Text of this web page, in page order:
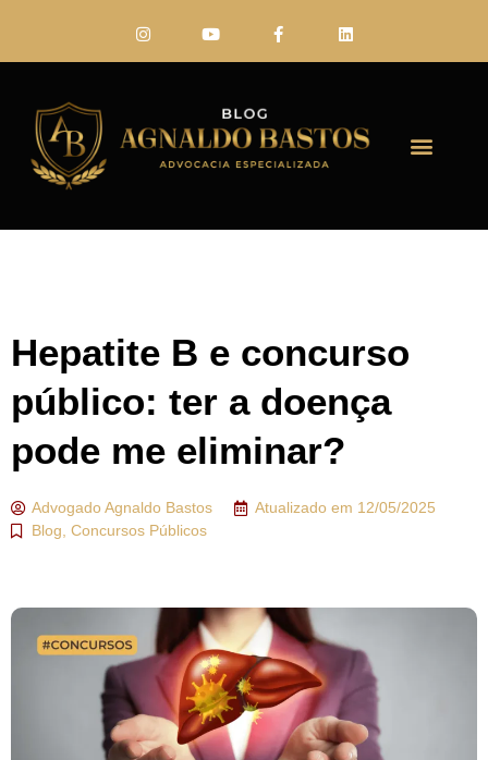
Hepatite B e concurso
público: ter a doença
pode me eliminar?
AdvogadoAgnaldo Bastos Atualizado em 12/05/2025
Blog, Concursos Públicos